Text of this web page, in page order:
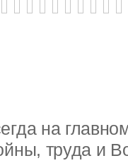
на
труда и